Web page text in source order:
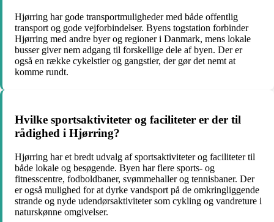
Hjørring har gode transportmuligheder med både offentlig
transport og gode vejforbindelser. Byens togstation forbinder
Hjørring med andre byer og regioner i Danmark, mens lokale
busser giver nem adgang til forskellige dele af byen. Der er
også en række cykelstier og gangstier, der gør det nemt at
komme rundt.
Hvilke sportsaktiviteter og faciliteter er der til
rådighed i Hjørring?
Hjørring har et bredt udvalg af sportsaktiviteter og faciliteter til
både lokale og besøgende. Byen har flere sports- og
fitnesscentre, fodboldbaner, svømmehaller og tennisbaner. Der
er også mulighed for at dyrke vandsport på de omkringliggende
strande og nyde udendørsaktiviteter som cykling og vandreture i
naturskønne omgivelser.